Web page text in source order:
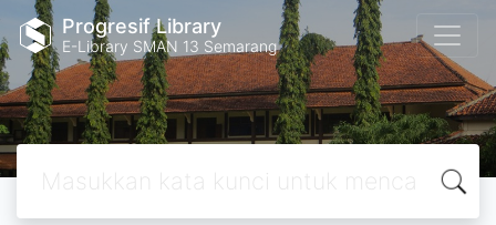
Progresif Library
E-Library SMAN 13 Semarang